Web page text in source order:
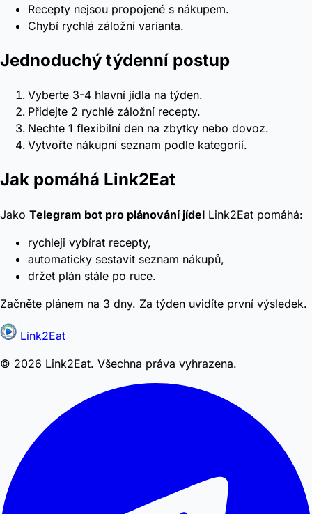
Recepty nejsou propojené s nákupem.
Chybí rychlá záložní varianta.
Jednoduchý týdenní postup
Vyberte 3-4 hlavní jídla na týden.
Přidejte 2 rychlé záložní recepty.
Nechte 1 flexibilní den na zbytky nebo dovoz.
Vytvořte nákupní seznam podle kategorií.
Jak pomáhá Link2Eat
Jako Telegram bot pro plánování jídel Link2Eat pomáhá:
rychleji vybírat recepty,
automaticky sestavit seznam nákupů,
držet plán stále po ruce.
Začněte plánem na 3 dny. Za týden uvidíte první výsledek.
Link2Eat
© 2026 Link2Eat. Všechna práva vyhrazena.